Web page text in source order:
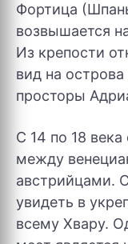
Фортица
возвышается
Из крепости
вид на
просторы
С 14 по 18
между
австрийцами.
увидеть в
всему Хвару.